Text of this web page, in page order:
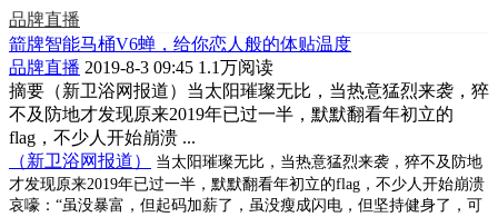
品牌直播
箭牌智能马桶V6蝉，给你恋人般的体贴温度
品牌直播 2019-8-3 09:45 1.1万阅读
摘要 （新卫浴网报道）当太阳璀璨无比，当热意猛烈来袭，猝
不及防地才发现原来2019年已过一半，默默翻看年初立的
flag，不少人开始崩溃 ...
（新卫浴网报道）
当太阳璀璨无比 ， 当热意猛烈来袭 ， 猝不及防地
才发现原来2019年已过一半，默默翻看年初立的flag，不少人开始崩溃
哀嚎：“虽没暴富，但起码加薪了，虽没瘦成闪电，但坚持健身了，可